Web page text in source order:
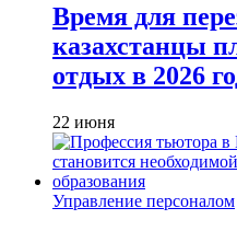
Время для
казахстанцы
отдых в 2026
22 июня
Управление персоналом